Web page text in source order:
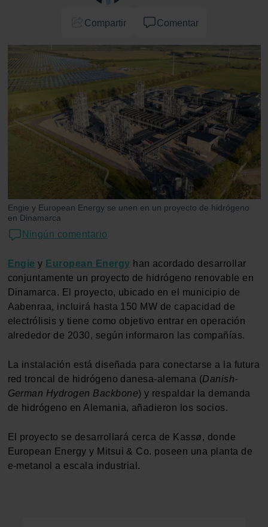
Compartir Comentar
Engie y European Energy se unen en un proyecto de hidrógeno
en Dinamarca
Ningún comentario
Engie y European Energy han acordado desarrollar
conjuntamente un proyecto de hidrógeno renovable en
Dinamarca. El proyecto, ubicado en el municipio de
Aabenraa, incluirá hasta 150 MW de capacidad de
electrólisis y tiene como objetivo entrar en operación
alrededor de 2030, según informaron las compañías.
La instalación está diseñada para conectarse a la futura
red troncal de hidrógeno danesa-alemana (Danish-
German Hydrogen Backbone) y respaldar la demanda
de hidrógeno en Alemania, añadieron los socios.
El proyecto se desarrollará cerca de Kassø, donde
European Energy y Mitsui & Co. poseen una planta de
e-metanol a escala industrial.